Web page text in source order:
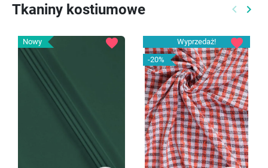
Tkaniny kostiumowe keyboard_arrow_left keyboard_arrow_right
Nowy favorite
Wyprzedaż!
-20%
favorite